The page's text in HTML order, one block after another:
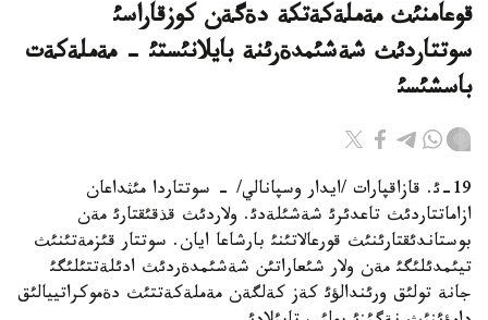
قوعامنئث مةملةكةتكة دةگةن كوزقاراسئ
سوتتاردئث شةشئمدةرئنة بايلانئستئ - مةملةكةت
باسشئسئ
19-ئ. قازاقپارات /ايدار وسپانالي/ - سوتتاردا مئثداعان
ازاماتتاردئث تاعدئرئ شةشئلةدئ. ولاردئث قذقئقتارئ مةن
بوستاندئقتارئنئث قورعالاتئنئ بارشاعا ايان. سوتتار قئزمةتئنئث
تيئمدئلئگئ مةن ولار شئعاراتئن شةشئمدةردئث ادئلةتتئلئگئ
جانة تولئق ورئندالؤئ كةز كةلگةن مةملةكةتتئث دةموكراتييالئق